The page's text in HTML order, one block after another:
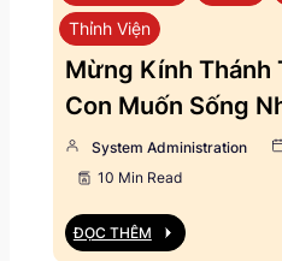
Thỉnh Viện
Mừng Kính Thánh
Con Muốn Sống
System Administration
10 Min Read
ĐỌC THÊM